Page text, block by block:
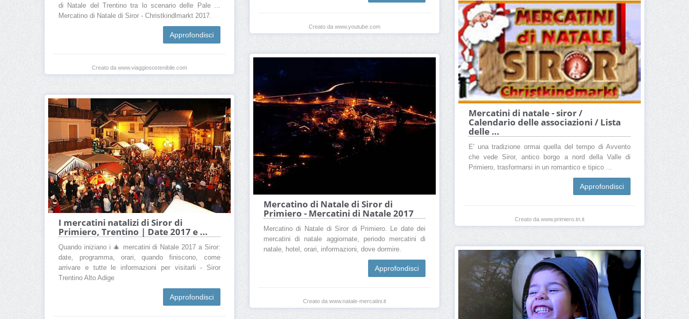
Creato da www.youtube.com
di Natale del Trentino tra lo scenario delle Pale ...
Mercatino di Natale di Siror - Christkindlmarkt 2017.
Approfondisci
Creato da www.viaggiosostenibile.com
Mercatini di natale - siror /
Calendario delle associazioni / Lista
delle ...
E' una tradizione ormai quella del tempo di Avvento
che vede Siror, antico borgo a nord della Valle di
Primiero, trasformarsi in un romantico e tipico ...
Approfondisci
Creato da www.primiero.tn.it
Mercatino di Natale di Siror di
Primiero - Mercatini di Natale 2017
Mercatino di Natale di Siror di Primiero. Le date dei
mercatini di natale aggiornate, periodo mercatini di
natale, hotel, orari, informazioni, dove dormire.
Approfondisci
Creato da www.natale-mercatini.it
I mercatini natalizi di Siror di
Primiero, Trentino | Date 2017 e ...
Quando iniziano i 🎄 mercatini di Natale 2017 a Siror:
date, programma, orari, quando finiscono, come
arrivare e tutte le informazioni per visitarli - Siror
Trentino Alto Adige
Approfondisci